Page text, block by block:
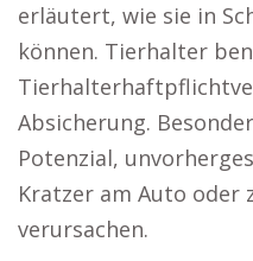
erläutert, wie sie in
können. Tierhalter
Absicherung.
Potenzial,
Kratzer am Auto oder
verursachen.